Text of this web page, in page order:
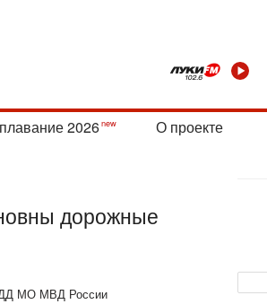
2026 О проекте
дорожные
МО МВД России